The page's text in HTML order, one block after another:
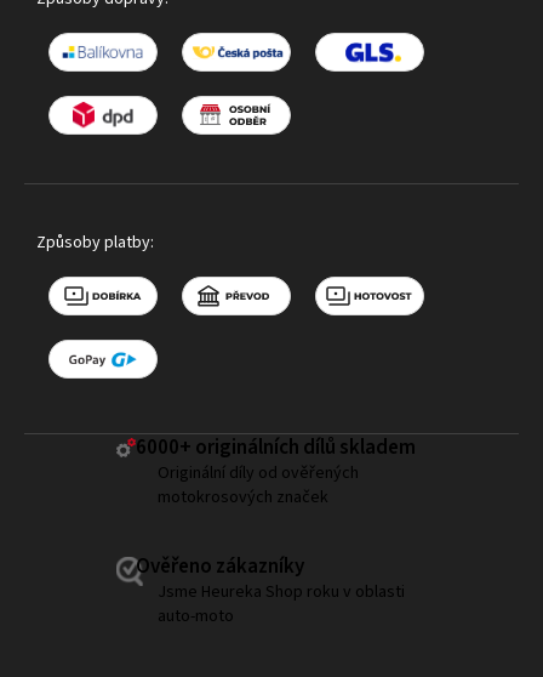
Způsoby platby:
6000+ ​originálních dílů skladem
Originální díly od ověřených
motokrosových značek
Ověřeno zákazníky
Jsme Heureka Shop roku v oblasti
auto-moto